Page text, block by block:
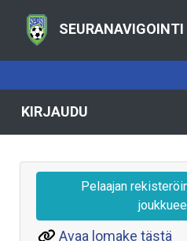
SEURANAVIGOINTI
KIRJAUDU
Pelaajan
Avaa lomake tästä